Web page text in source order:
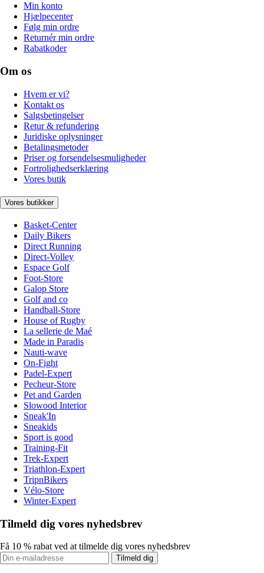
Min konto
Hjælpecenter
Følg min ordre
Returnér min ordre
Rabatkoder
Om os
Hvem er vi?
Kontakt os
Salgsbetingelser
Retur & refundering
Juridiske oplysninger
Betalingsmetoder
Priser og forsendelsesmuligheder
Fortrolighedserklæring
Vores butik
Vores butikker
Basket-Center
Daily Bikers
Direct Running
Direct-Volley
Espace Golf
Foot-Store
Galop Store
Golf and co
Handball-Store
House of Rugby
La sellerie de Maé
Made in Paradis
Nauti-wave
On-Fight
Padel-Expert
Pecheur-Store
Pet and Garden
Slowood Interior
Sneak'In
Sneakids
Sport is good
Training-Fit
Trek-Expert
Triathlon-Expert
TripnBikers
Vélo-Store
Winter-Expert
Tilmeld dig vores nyhedsbrev
Få 10 % rabat ved at tilmelde dig vores nyhedsbrev
Tilmeld dig